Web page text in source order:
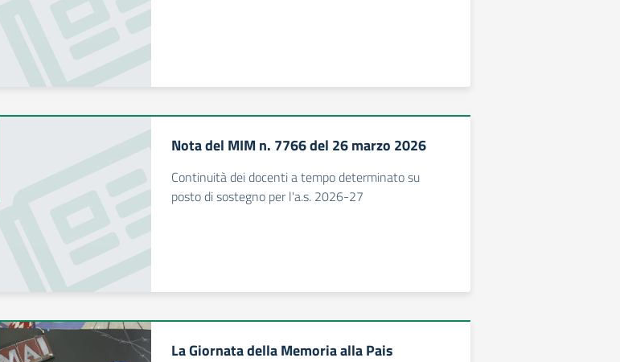
Nota del MIM n. 7766 del 26 marzo 2026
Continuità dei docenti a tempo determinato su
posto di sostegno per l'a.s. 2026-27
La Giornata della Memoria alla Pais